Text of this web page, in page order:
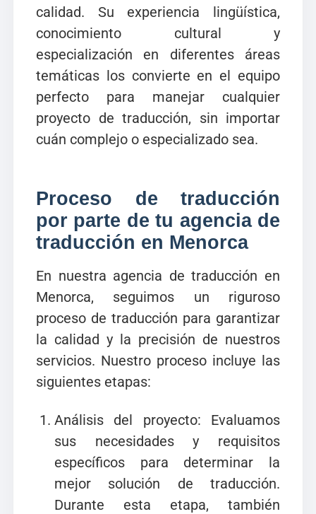
calidad. Su experiencia lingüística,
conocimiento cultural y
especialización en diferentes áreas
temáticas los convierte en el equipo
perfecto para manejar cualquier
proyecto de traducción, sin importar
cuán complejo o especializado sea.
Proceso de traducción
por parte de tu agencia de
traducción en Menorca
En nuestra agencia de traducción en
Menorca, seguimos un riguroso
proceso de traducción para garantizar
la calidad y la precisión de nuestros
servicios. Nuestro proceso incluye las
siguientes etapas:
Análisis del proyecto: Evaluamos
sus necesidades y requisitos
específicos para determinar la
mejor solución de traducción.
Durante esta etapa, también